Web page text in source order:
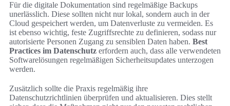
Für die digitale Dokumentation sind regelmäßige Backups
unerlässlich. Diese sollten nicht nur lokal, sondern auch in der
Cloud gespeichert werden, um Datenverluste zu vermeiden. Es
ist ebenso wichtig, feste Zugriffsrechte zu definieren, sodass nur
autorisierte Personen Zugang zu sensiblen Daten haben. Best
Practices im Datenschutz erfordern auch, dass alle verwendeten
Softwarelösungen regelmäßigen Sicherheitsupdates unterzogen
werden.
Zusätzlich sollte die Praxis regelmäßig ihre
Datenschutzrichtlinien überprüfen und aktualisieren. Dies stellt